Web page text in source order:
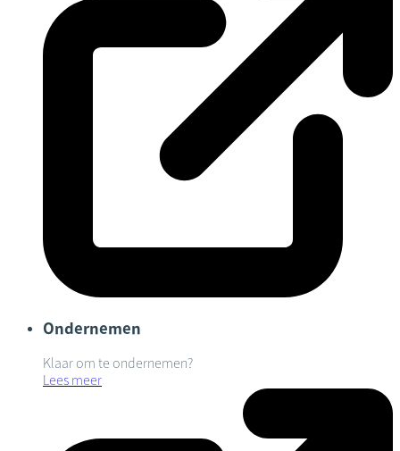
Ondernemen
Klaar om te ondernemen?
Lees meer